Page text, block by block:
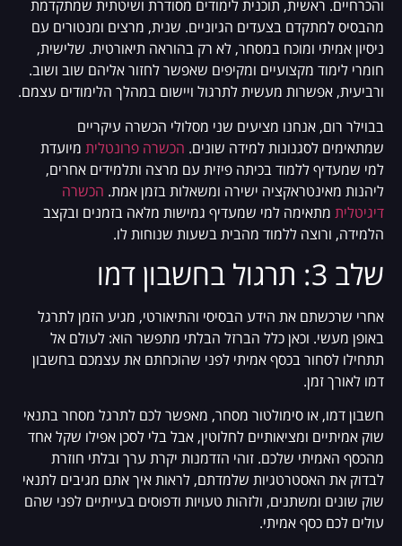
והכרחיים. ראשית, תוכנית לימודים מסודרת ושיטתית שמתקדמת
מהבסיס למתקדם בצעדים הגיוניים. שנית, מרצים ומנטורים עם
ניסיון אמיתי ומוכח במסחר, לא רק בהוראה תיאורטית. שלישית,
חומרי לימוד מקצועיים ומקיפים שאפשר לחזור אליהם שוב ושוב.
ורביעית, אפשרות מעשית לתרגול ויישום במהלך הלימודים עצמם.
בבוילר רום, אנחנו מציעים שני מסלולי הכשרה עיקריים
שמתאימים לסגנונות למידה שונים. הכשרה פרונטלית מיועדת
למי שמעדיף ללמוד בכיתה פיזית עם מרצה ותלמידים אחרים,
ליהנות מאינטראקציה ישירה ומשאלות בזמן אמת. הכשרה
דיגיטלית מתאימה למי שמעדיף גמישות מלאה בזמנים ובקצב
הלמידה, ורוצה ללמוד מהבית בשעות שנוחות לו.
שלב 3: תרגול בחשבון דמו
אחרי שרכשתם את הידע הבסיסי והתיאורטי, מגיע הזמן לתרגל
באופן מעשי. וכאן כלל הברזל הבלתי מתפשר הוא: לעולם אל
תתחילו לסחור בכסף אמיתי לפני שהוכחתם את עצמכם בחשבון
דמו לאורך זמן.
חשבון דמו, או סימולטור מסחר, מאפשר לכם לתרגל מסחר בתנאי
שוק אמיתיים ומציאותיים לחלוטין, אבל בלי לסכן אפילו שקל אחד
מהכסף האמיתי שלכם. זוהי הזדמנות יקרת ערך ובלתי חוזרת
לבדוק את האסטרטגיות שלמדתם, לראות איך אתם מגיבים לתנאי
שוק שונים ומשתנים, ולזהות טעויות ודפוסים בעייתיים לפני שהם
עולים לכם כסף אמיתי.